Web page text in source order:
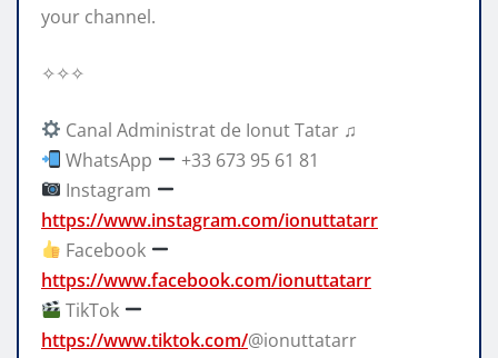
your channel.
✧✧✧
Canal Administrat de Ionut Tatar ♫
WhatsApp
+33 673 95 61 81
Instagram
https://www.instagram.com/ionuttatarr
Facebook
https://www.facebook.com/ionuttatarr
TikTok
https://www.tiktok.com/@ionuttatarr